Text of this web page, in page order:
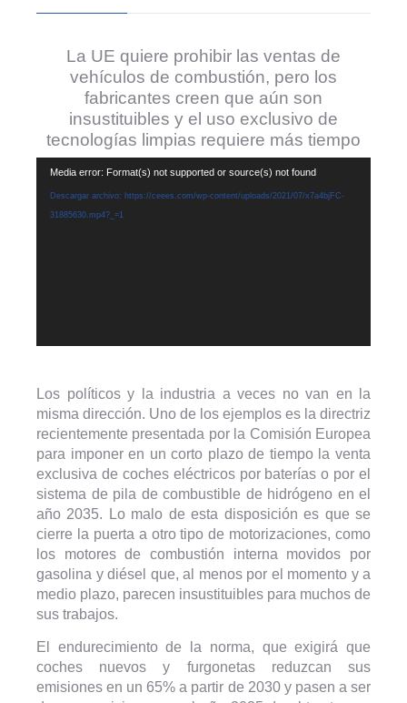
La UE quiere prohibir las ventas de
vehículos de combustión, pero los
fabricantes creen que aún son
insustituibles y el uso exclusivo de
tecnologías limpias requiere más tiempo
Reproductor
Media error: Format(s) not supported or source(s) not found
Descargar archivo: https://ceees.com/wp-content/uploads/2021/07/x7a4bjFC-
31885630.mp4?_=1
Los políticos y la industria a veces no van en la
misma dirección. Uno de los ejemplos es la directriz
recientemente presentada por la Comisión Europea
para imponer en un corto plazo de tiempo la venta
exclusiva de coches eléctricos por baterías o por el
sistema de pila de combustible de hidrógeno en el
año 2035. Lo malo de esta disposición es que se
cierre la puerta a otro tipo de motorizaciones, como
los motores de combustión interna movidos por
gasolina y diésel que, al menos por el momento y a
medio plazo, parecen insustituibles para muchos de
sus trabajos.
El endurecimiento de la norma, que exigirá que
coches nuevos y furgonetas reduzcan sus
emisiones en un 65% a partir de 2030 y pasen a ser